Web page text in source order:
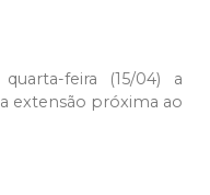
feira (15/04) a
extensão próxima ao